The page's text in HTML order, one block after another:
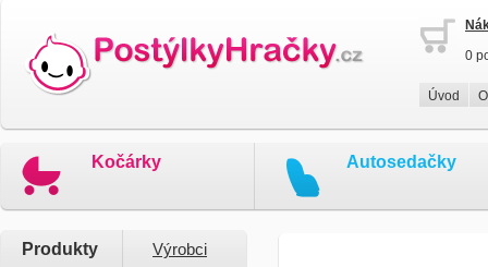
0
Úvod
Kočárky Autosedačky
Produkty Výrobci